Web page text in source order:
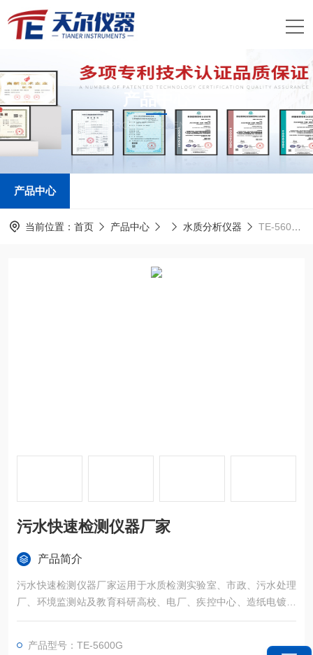
产品中心
PRODUCTS CENTER
产品中心
当前位置： 首页 产品中心 水质分析仪器 TE-5600G污水快速检测仪器厂家
污水快速检测仪器厂家
产品简介
污水快速检测仪器厂家运用于水质检测实验室、市政、污水处理
厂、环境监测站及教育科研高校、电厂、疾控中心、造纸电镀、
水产养殖和生物药业、石化、煤炭、冶金、纺织、制药、食品等
产品型号：TE-5600G